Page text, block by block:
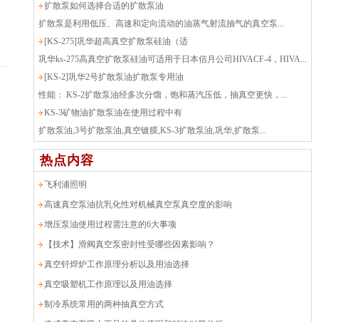
扩散泵如何选择合适的扩散泵油
扩散泵是利用低压、高速和定向流动的油蒸气射流抽气的真空泵...
[KS-275]巩华超高真空扩散泵硅油（适
巩华ks-275高真空扩散泵硅油可适用于日本信月公司HIVACF-4，HIVA...
[KS-2]巩华2号扩散泵油扩散泵专用油
性能： KS-2扩散泵油经多次分馏，饱和蒸汽压低，抽真空更快，...
KS-3矿物油扩散泵油在使用过程中有
扩散泵油,3号扩散泵油,真空镀膜,KS-3扩散泵油,巩华,扩散泵...
热点内容
飞利浦照明
高速真空泵油抗乳化性对机械真空泵真空度的影响
增压泵油使用过程需注意的6大事项
【技术】滑阀真空泵密封性受哪些因素影响？
真空钎焊炉工作原理分析以及用油选择
真空吸塑机工作原理以及用油选择
制冷系统常用的两种抽真空方式